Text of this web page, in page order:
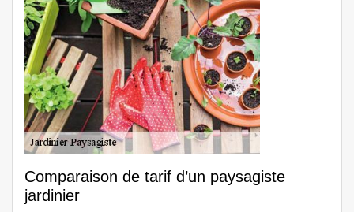
Comparaison de tarif d’un paysagiste
jardinier